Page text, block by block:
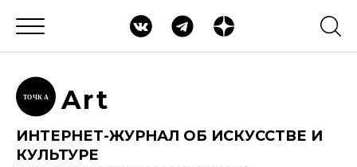
ТОЧК А Art
ИНТЕРНЕТ-ЖУРНАЛ ОБ ИСКУССТВЕ И
КУЛЬТУРЕ